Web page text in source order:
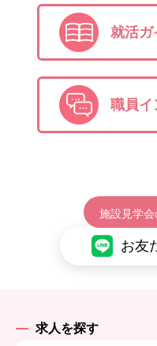
就活ガ
職員イ
施設見学会
お友
求人を探す